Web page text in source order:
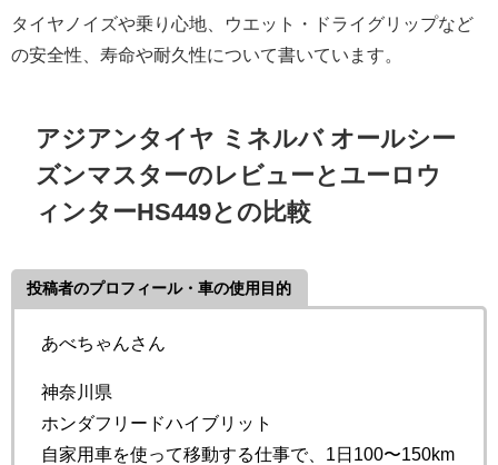
タイヤノイズや乗り心地、ウエット・ドライグリップなど
の安全性、寿命や耐久性について書いています。
アジアンタイヤ ミネルバ オールシー
ズンマスターのレビューとユーロウ
ィンターHS449との比較
投稿者のプロフィール・車の使用目的
あべちゃんさん
神奈川県
ホンダフリードハイブリット
自家用車を使って移動する仕事で、1日100〜150km